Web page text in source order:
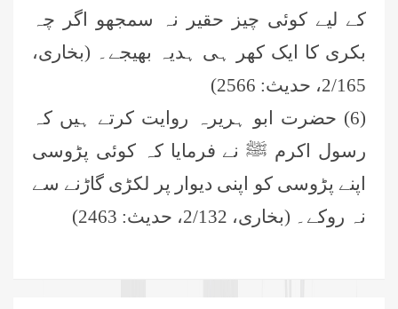
کے لیے کوئی چیز حقیر نہ سمجھو اگر چہ
بکری کا ایک کھر ہی ہدیہ بھیجے۔ (بخاری،
2/165، حدیث: 2566)
(6) حضرت ابو ہریرہ روایت کرتے ہیں کہ
رسول اکرم ﷺ نے فرمایا کہ کوئی پڑوسی
اپنے پڑوسی کو اپنی دیوار پر لکڑی گاڑنے سے
نہ روکے۔ (بخاری، 2/132، حدیث: 2463)